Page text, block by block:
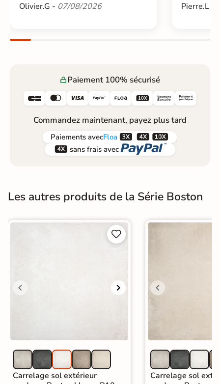
Olivier.G - 07/08/2026 Pierre.L -
Paiement 100% sécurisé
     
Commandez maintenant, payez plus tard
Paiements avecFloa  
 sans frais avec 
Les autres produits de la Série Boston


Carrelage sol extérieur
Carrelage sol